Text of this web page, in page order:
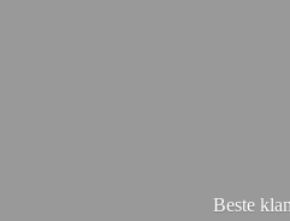
Beste